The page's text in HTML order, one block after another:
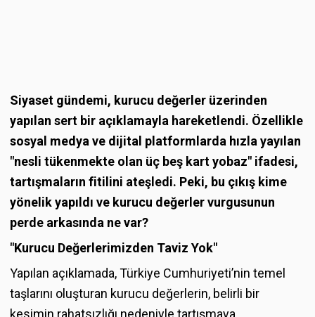
Siyaset gündemi, kurucu değerler üzerinden
yapılan sert bir açıklamayla hareketlendi. Özellikle
sosyal medya ve dijital platformlarda hızla yayılan
"nesli tükenmekte olan üç beş kart yobaz" ifadesi,
tartışmaların fitilini ateşledi. Peki, bu çıkış kime
yönelik yapıldı ve kurucu değerler vurgusunun
perde arkasında ne var?
"Kurucu Değerlerimizden Taviz Yok"
Yapılan açıklamada, Türkiye Cumhuriyeti’nin temel
taşlarını oluşturan kurucu değerlerin, belirli bir
kesimin rahatsızlığı nedeniyle tartışmaya